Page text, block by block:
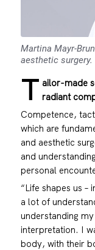
Martina Mayr-
aesthetic
T ailor-made
radiant
Competence,
which are
and aesthetic
and
personal
“Life shapes us
a lot of
understanding
interpretation. I
body, with their